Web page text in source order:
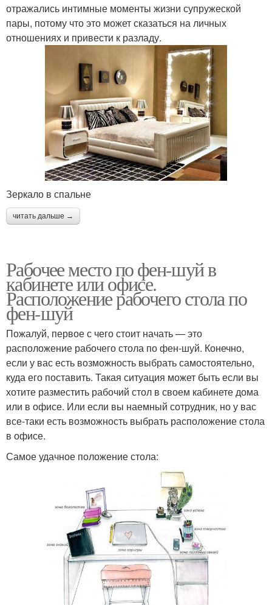
отражались интимные моменты жизни супружеской
пары, потому что это может сказаться на личных
отношениях и привести к разладу.
Зеркало в спальне
читать дальше →
Рабочее место по фен-шуй в
кабинете или офисе.
Расположение рабочего стола по
фен-шуй
Пожалуй, первое с чего стоит начать — это
расположение рабочего стола по фен-шуй. Конечно,
если у вас есть возможность выбрать самостоятельно,
куда его поставить. Такая ситуация может быть если вы
хотите разместить рабочий стол в своем кабинете дома
или в офисе. Или если вы наемный сотрудник, но у вас
все-таки есть возможность выбрать расположение стола
в офисе.
Самое удачное положение стола: